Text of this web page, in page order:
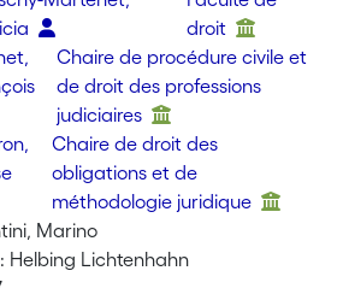
droit
Chaire de procédure civile et
de droit des professions
judiciaires
Chaire de droit des
obligations et de
méthodologie juridique
Marino
Helbing Lichtenhahn